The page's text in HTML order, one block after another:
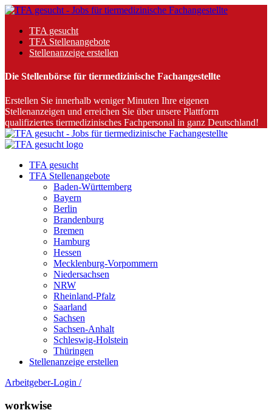
TFA gesucht
TFA Stellenangebote
Stellenanzeige erstellen
Die Stellenbörse für tiermedizinische Fachangestellte
Erstellen Sie innerhalb weniger Minuten Ihre eigenen
Stellenanzeigen und erreichen Sie über unsere Plattform
qualifiziertes tiermedizinisches Fachpersonal in ganz Deutschland!
TFA gesucht
TFA Stellenangebote
Baden-Württemberg
Bayern
Berlin
Brandenburg
Bremen
Hamburg
Hessen
Mecklenburg-Vorpommern
Niedersachsen
NRW
Rheinland-Pfalz
Saarland
Sachsen
Sachsen-Anhalt
Schleswig-Holstein
Thüringen
Stellenanzeige erstellen
Arbeitgeber-Login /
workwise